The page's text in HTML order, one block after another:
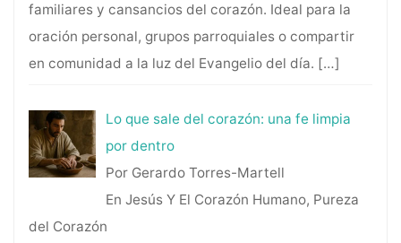
familiares y cansancios del corazón. Ideal para la
oración personal, grupos parroquiales o compartir
en comunidad a la luz del Evangelio del día. […]
Lo que sale del corazón: una fe limpia
por dentro
Por Gerardo Torres-Martell
En Jesús Y El Corazón Humano, Pureza
del Corazón